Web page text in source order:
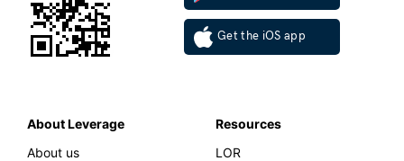
Get the iOS app
About Leverage
About us
Resources
LOR